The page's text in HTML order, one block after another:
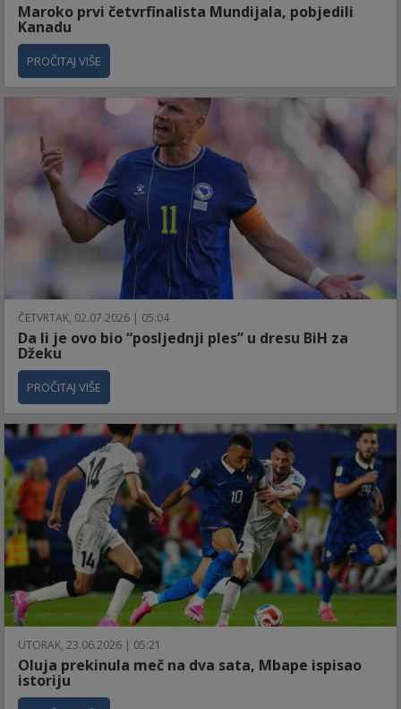
Maroko prvi četvrfinalista Mundijala, pobjedili
Kanadu
PROČITAJ VIŠE
ČETVRTAK, 02.07.2026 | 05:04
Da li je ovo bio “posljednji ples” u dresu BiH za
Džeku
PROČITAJ VIŠE
UTORAK, 23.06.2026 | 05:21
Oluja prekinula meč na dva sata, Mbape ispisao
istoriju